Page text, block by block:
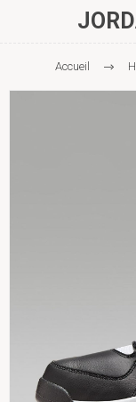
Accueil